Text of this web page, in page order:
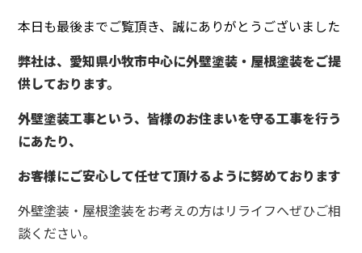
本日も最後までご覧頂き、誠にありがとうございました
弊社は、愛知県小牧市中心に外壁塗装・屋根塗装をご提
供しております。
外壁塗装工事という、皆様のお住まいを守る工事を行う
にあたり、
お客様にご安心して任せて頂けるように努めております
外壁塗装・屋根塗装をお考えの方はリライフへぜひご相
談ください。